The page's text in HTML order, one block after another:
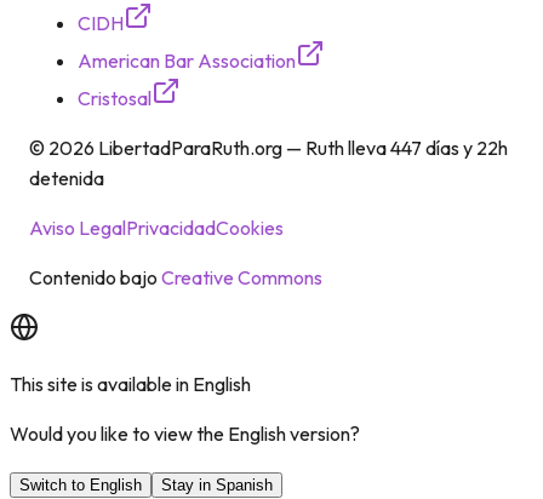
CIDH
American Bar Association
Cristosal
© 2026 LibertadParaRuth.org — Ruth lleva447 días y 22h
detenida
Aviso LegalPrivacidadCookies
Contenido bajo Creative Commons
This site is available in English
Would you like to view the English version?
Switch to English Stay in Spanish